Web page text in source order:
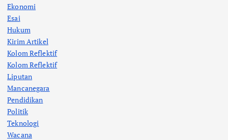
Ekonomi
Esai
Hukum
Kirim Artikel
Kolom Reflektif
Kolom Reflektif
Liputan
Mancanegara
Pendidikan
Politik
Teknologi
Wacana